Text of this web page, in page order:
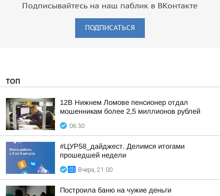
Подписывайтесь на наш паблик в ВКонтакте
ПОДПИСАТЬСЯ
ТОП
12В Нижнем Ломове пенсионер отдал
мошенникам более 2,5 миллионов рублей
06:30
#ЦУР58_дайджест. Делимся итогами
прошедшей недели
Вчера, 21:00
Построила баню на чужие деньги